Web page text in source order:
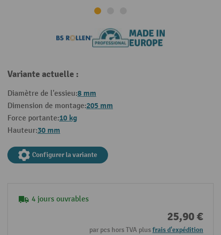
Variante actuelle :
Diamètre de l'essieu:8 mm
Dimension de montage:205 mm
Force portante:10 kg
Hauteur:30 mm
Configurer la variante
4 jours ouvrables
25,90 €
par pcs hors TVA plusfrais d'expédition